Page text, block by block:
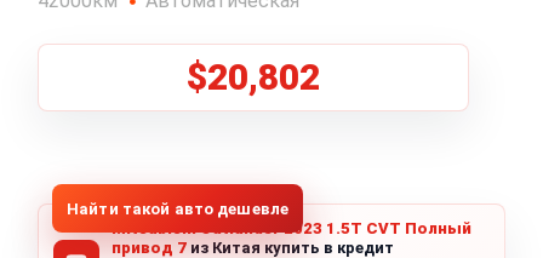
$20,802
Найти такой авто дешевле
Mitsubishi Outlander 2023 1.5T CVT Полный
привод 7 из Китая купить в кредит